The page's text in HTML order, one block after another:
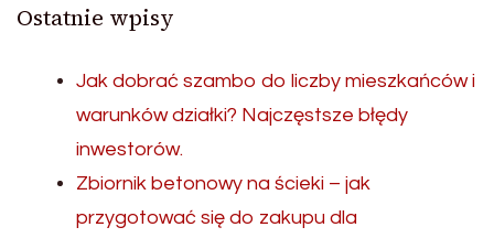
Ostatnie wpisy
Jak dobrać szambo do liczby mieszkańców i
warunków działki? Najczęstsze błędy
inwestorów.
Zbiornik betonowy na ścieki – jak
przygotować się do zakupu dla